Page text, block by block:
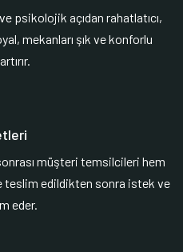
psikolojik açıdan rahatlatıcı,
mekanları şık ve konforlu
müşteri temsilcileri hem
teslim edildikten sonra istek ve
eder.